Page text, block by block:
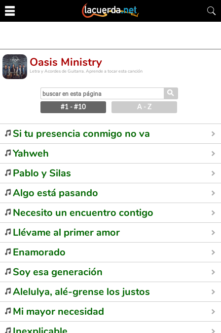
Oasis Ministry
Letra y Acordes de Guitarra. Aprende a tocar esta canción
⚲
#1 - #10 A - Z
Si tu presencia conmigo no va
Yahweh
Pablo y Silas
Algo está pasando
Necesito un encuentro contigo
Llévame al primer amor
Enamorado
Soy esa generación
Alelulya, alé-grense los justos
Mi mayor necesidad